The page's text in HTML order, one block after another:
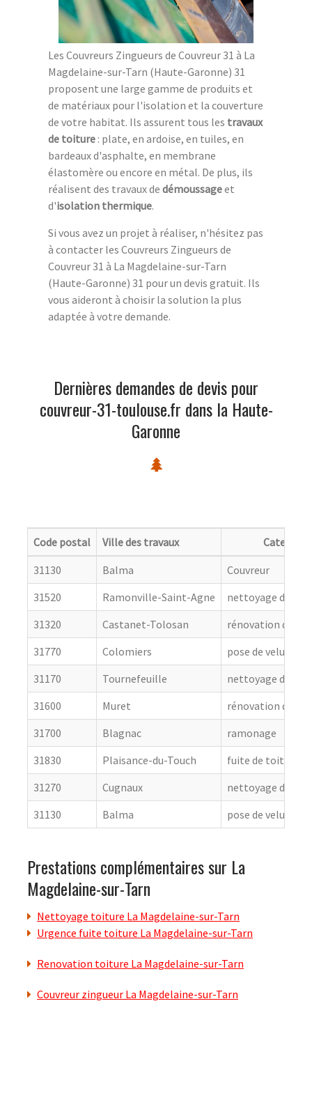
Les Couvreurs Zingueurs de Couvreur 31 à La
Magdelaine-sur-Tarn (Haute-Garonne) 31
proposent une large gamme de produits et
de matériaux pour l'isolation et la couverture
de votre habitat. Ils assurent tous les travaux
de toiture : plate, en ardoise, en tuiles, en
bardeaux d'asphalte, en membrane
élastomère ou encore en métal. De plus, ils
réalisent des travaux de démoussageet
d'isolation thermique.
Si vous avez un projet à réaliser, n'hésitez pas
à contacter les Couvreurs Zingueurs de
Couvreur 31 à La Magdelaine-sur-Tarn
(Haute-Garonne) 31 pour un devis gratuit. Ils
vous aideront à choisir la solution la plus
adaptée à votre demande.
Dernières demandes de devis pour
couvreur-31-toulouse.fr dans la Haute-
Garonne
Code postal Ville des travaux
Categorie
31130
Balma
Couvreur
31520
Ramonville-Saint-Agne
nettoyage de
31320
Castanet-Tolosan
rénovation de
31770
Colomiers
pose de velux
31170
Tournefeuille
nettoyage de
31600
Muret
rénovation de
31700
Blagnac
ramonage
31830
Plaisance-du-Touch
fuite de toiture
31270
Cugnaux
nettoyage de
31130
Balma pose de velux
Prestations complémentaires sur La
Magdelaine-sur-Tarn
Nettoyage toiture La Magdelaine-sur-Tarn
Urgence fuite toiture La Magdelaine-sur-Tarn
Renovation toiture La Magdelaine-sur-Tarn
Couvreur zingueur La Magdelaine-sur-Tarn